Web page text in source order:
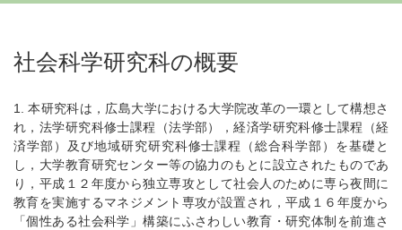
社会科学研究科の概要
1. 本研究科は，広島大学における大学院改革の一環として構想さ
れ，法学研究科修士課程（法学部），経済学研究科修士課程（経
済学部）及び地域研究研究科修士課程（総合科学部）を基礎と
し，大学教育研究センター等の協力のもとに設立されたものであ
り，平成１２年度から独立専攻として社会人のために専ら夜間に
教育を実施するマネジメント専攻が設置され，平成１６年度から
「個性ある社会科学」構築にふさわしい教育・研究体制を前進さ